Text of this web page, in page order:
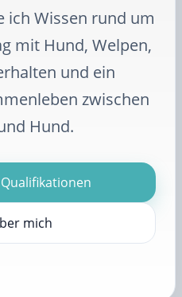
ich Wissen rund um
mit Hund, Welpen,
und ein
zwischen
Hund.
mich